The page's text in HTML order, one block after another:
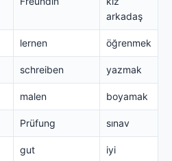
arkadaş
lernen öğrenmek
schreiben yazmak
malen boyamak
Prüfung sınav
gut iyi